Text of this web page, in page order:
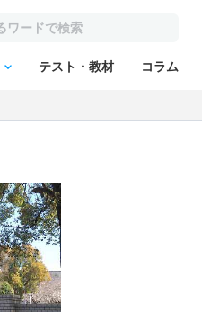
テスト・教材 コラム